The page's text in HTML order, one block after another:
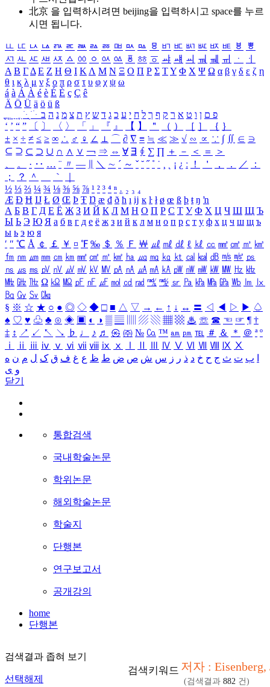
北京 을 입력하시려면 beijing을 입력하시고 space를 누르
시면 됩니다.
ㅥ ㅦ ㅧ ㅨ ㅩ ㅪ ㅫ ㅬ ㅭ ㅮ ㅯ ㅰ ㅱ ㅲ ㅳ ㅴ ㅵ ㅶ ㅷ ㅸ
ㅹ
ㅺ ㅻ ㅼ ㅽ ㅾ ㅿ ㆀ ㆁ ㆂ ㆃ ㆄ ㆅ ㆆ ㆇ ㆈ ㆉ ㆊ ㆋ ㆌ ㆍ
ㆎ
Α Β ΓΔ Ε Ζ Η Θ Ι ΚΛ Μ Ν Ξ Ο Π Ρ Σ ΤΥ Φ Χ Ψ Ω α β γ δ ε ζ η
θ ι κ λ μ ν ξ ο π ρ σ τ υ φ χ ψ ω
á à Á À é è É È ç Ç ê
Ä Ö Ü ä ö ü ß
ִֶֹ ֻּ ׁׂ פ ם ן ו ט א ר ק ף ך ל ח י ע כ ג ד ש ץ ת צ מ נ ה ב
‘ ’ “ ” 〔 〕 〈 〉 「 」 『 』 【 】 ＂ （ ） ［ ］ ｛ ｝
± × ÷ ≠ ≤ ≥ ∞ ∴ ♂ ♀ ∠ ⊥ ⌒ ∂ ∇ ≡ ≒ ≪ ≫ √ ∽ ∝ ∵ ∫ ∬ ∈ ∋
⊆ ⊇ ⊂ ⊃ ∪ ∩ ∧ ∨ ￢ ⇒ ⇔ ∀ ∃ ∮ ∑ ∏ ＋ － ＜ ＝
＞
、
。 · ‥ … ¨ 〃 ― ＼ ∼ ´ ～ ˇ ˘ ˝ ˚ ˙ ¸ ¡ ¿ ː ！ ＇ ， ． ／
：
；
？ ＾ ｀
½ ⅓ ⅔ ¼ ¾ ⅛ ⅜ ⅝ ⅞ ¹ ² ³ ⁴ ⁿ ₁ ₂ ₃ ₄
Æ Ð Ħ Ĳ Ł Ø Œ Þ Ŧ Ŋ æ đ ð ħ ı ĳ ĸ ŀ ł ø œ ß þ ŧ ŋ ŉ
А Б В Г Д Е Ё Ж З И Й К Л М Н О П Р С Т У Ф Х Ц Ч Ш Щ Ъ
Ы Ь Э Ю Я а б в г д е ё ж з и й к л м н о п р с т у ф х ц ч ш щ ъ
ы ь э ю я
′ ″ ℃ Å ￠ ￡ ￥ ¤ ℉ ‰ ＄ ％ Ｆ ￦ ㎕ ㎖ ㎗ ℓ ㎘ ㏄ ㎣ ㎤ ㎥ ㎦
㎙ ㎚ ㎛ ㎜ ㎝ ㎞ ㎟ ㎠ ㎡ ㎢ ㏊ ㎍ ㎎ ㎏ ㏏ ㎈ ㎉ ㏈ ㎧ ㎨ ㎰
㎱ ㎲ ㎳ ㎴ ㎵ ㎶ ㎷ ㎸ ㎹ ㎀ ㎁ ㎂ ㎃ ㎄ ㎺ ㎻ ㎽ ㎾ ㎿ ㎐ ㎑
㎒ ㎓ ㎔ Ω ㏀ ㏁ ㎊ ㎋ ㎌ ㏖ ㏅ ㎭ ㎮ ㎯ ㏛ ㎩ ㎪ ㎫ ㎬ ㏝ ㏐
㏓
㏃ ㏉ ㏜ ㏆
§ ※ ☆ ★ ○ ● ◎ ◇ ◆ □ ■ △ ▽ → ← ↑ ↓ ↔ 〓 ◁ ◀ ▷ ▶ ♤
♠ ♡ ♥ ♧ ♣ ⊙ ◈ ▣ ◐ ◑ ▒ ▤ ▨ ▧ ▦ ▩ ♨ ☏ ☎ ☜ ☞ ¶ †
‡ ↕ ↗ ↙ ↖ ↘ ♭ ♩ ♪ ♬ ㉿ ㈜ № ㏇ ™ ㏂ ㏘ ℡ ＃ ＆ ＊ ＠ ª º
ⅰ
ⅱ ⅲ ⅳ ⅴ ⅵ ⅶ ⅷ ⅸ ⅹ Ⅳ Ⅴ Ⅵ Ⅶ Ⅷ Ⅸ Ⅹ
ب ت ث ج ح خ د ذ ر ز س ش ص ض ط ظ ع غ ف ق ک ل م ن ه
و ی
닫기
통합검색
국내학술논문
학위논문
해외학술논문
학술지
단행본
연구보고서
공개강의
home
단행본
검색결과 좁혀 보기
선택해제
검색키워드 저자 : Eisenberg,
(검색결과 882 건)